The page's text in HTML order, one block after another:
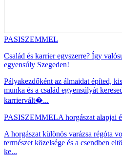
PASISZEMMEL
Család és karrier egyszerre? Így
egyensúly Szegeden!
Pályakezdőként az álmaidat építed,
munka és a család egyensúlyát
karriervált�...
PASISZEMMELA horgászat alapjai
A horgászat különös varázsa régóta
természet közelsége és a csendben
ke...